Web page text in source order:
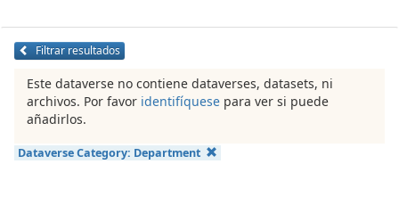
Filtrar resultados
Este dataverse no contiene dataverses, datasets, ni
archivos. Por favor identifíquese para ver si puede
añadirlos.
Dataverse Category: Department